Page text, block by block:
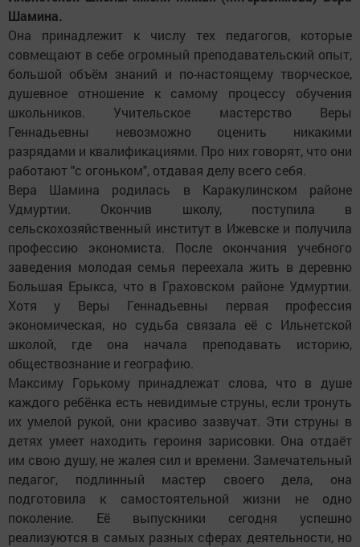
Шамина.
Она принадлежит к числу тех педагогов, которые
совмещают в себе огромный преподавательский опыт,
большой объём знаний и по-настоящему творческое,
душевное отношение к самому процессу обучения
школьников. Учительское мастерство Веры
Геннадьевны невозможно оценить никакими
разрядами и квалификациями. Про них говорят, что они
работают "с огоньком", отдавая делу всего себя.
Вера Шамина родилась в Каракулинском районе
Удмуртии. Окончив школу, поступила в
сельскохозяйственный институт в Ижевске и получила
профессию экономиста. После окончания учебного
заведения молодая семья переехала жить в деревню
Большая Ерыкса, что в Граховском районе Удмуртии.
Хотя у Веры Геннадьевны первая профессия
экономическая, но судьба связала её с Ильнетской
школой, где она начала преподавать историю,
обществознание и географию.
Максиму Горькому принадлежат слова, что в душе
каждого ребёнка есть невидимые струны, если тронуть
их умелой рукой, они красиво зазвучат. Эти струны в
детях умеет находить героиня зарисовки. Она отдаёт
им свою душу, не жалея сил и времени. Замечательный
педагог, подлинный мастер своего дела, она
подготовила к самостоятельной жизни не одно
поколение. Её выпускники сегодня успешно
реализуются в самых разных сферах деятельности, но